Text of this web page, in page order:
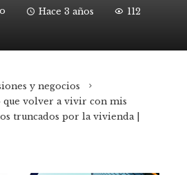
Hace 3 años 112
y negocios
que volver a vivir con mis
truncados por la vivienda |